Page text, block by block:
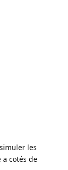
les
a cotés de